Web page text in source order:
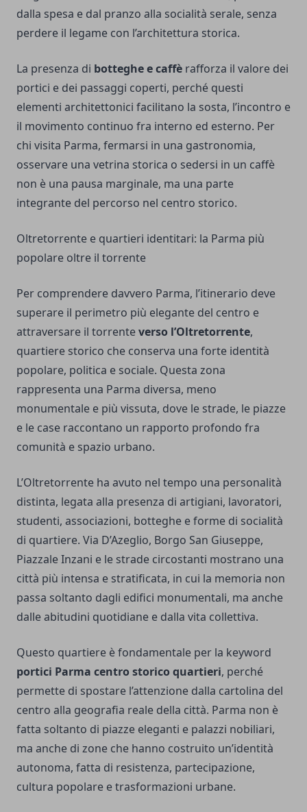
dalla spesa e dal pranzo alla socialità serale, senza
perdere il legame con l’architettura storica.
La presenza di botteghe e caffè rafforza il valore dei
portici e dei passaggi coperti, perché questi
elementi architettonici facilitano la sosta, l’incontro e
il movimento continuo fra interno ed esterno. Per
chi visita Parma, fermarsi in una gastronomia,
osservare una vetrina storica o sedersi in un caffè
non è una pausa marginale, ma una parte
integrante del percorso nel centro storico.
Oltretorrente e quartieri identitari: la Parma più
popolare oltre il torrente
Per comprendere davvero Parma, l’itinerario deve
superare il perimetro più elegante del centro e
attraversare il torrenteverso l’Oltretorrente,
quartiere storico che conserva una forte identità
popolare, politica e sociale. Questa zona
rappresenta una Parma diversa, meno
monumentale e più vissuta, dove le strade, le piazze
e le case raccontano un rapporto profondo fra
comunità e spazio urbano.
L’Oltretorrente ha avuto nel tempo una personalità
distinta, legata alla presenza di artigiani, lavoratori,
studenti, associazioni, botteghe e forme di socialità
di quartiere. Via D’Azeglio, Borgo San Giuseppe,
Piazzale Inzani e le strade circostanti mostrano una
città più intensa e stratificata, in cui la memoria non
passa soltanto dagli edifici monumentali, ma anche
dalle abitudini quotidiane e dalla vita collettiva.
Questo quartiere è fondamentale per la keyword
portici Parma centro storico quartieri, perché
permette di spostare l’attenzione dalla cartolina del
centro alla geografia reale della città. Parma non è
fatta soltanto di piazze eleganti e palazzi nobiliari,
ma anche di zone che hanno costruito un’identità
autonoma, fatta di resistenza, partecipazione,
cultura popolare e trasformazioni urbane.